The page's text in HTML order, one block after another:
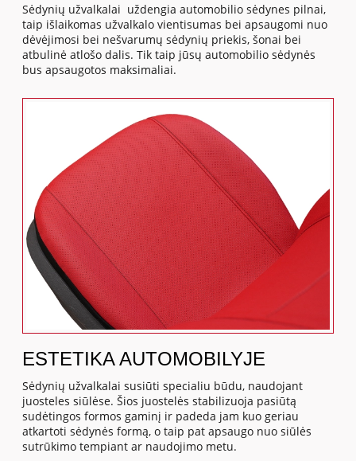
Sėdynių užvalkalai uždengia automobilio sėdynes pilnai,
taip išlaikomas užvalkalo vientisumas bei apsaugomi nuo
dėvėjimosi bei nešvarumų sėdynių priekis, šonai bei
atbulinė atlošo dalis. Tik taip jūsų automobilio sėdynės
bus apsaugotos maksimaliai.
ESTETIKA AUTOMOBILYJE
Sėdynių užvalkalai susiūti specialiu būdu, naudojant
juosteles siūlėse. Šios juostelės stabilizuoja pasiūtą
sudėtingos formos gaminį ir padeda jam kuo geriau
atkartoti sėdynės formą, o taip pat apsaugo nuo siūlės
sutrūkimo tempiant ar naudojimo metu.